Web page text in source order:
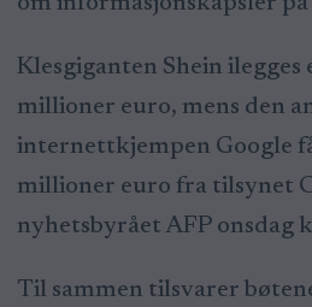
Klesgiganten Shein ilegges
millioner euro, mens den
internettkjempen Google
millioner euro fra tilsynet
nyhetsbyrået AFP onsdag
Til sammen tilsvarer